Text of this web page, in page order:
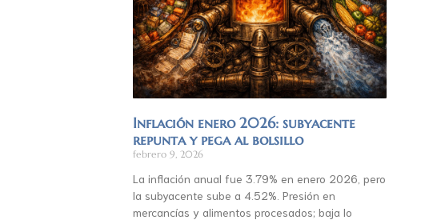
Inflación enero 2026: subyacente
repunta y pega al bolsillo
febrero 9, 2026
La inflación anual fue 3.79% en enero 2026, pero
la subyacente sube a 4.52%. Presión en
mercancías y alimentos procesados; baja lo